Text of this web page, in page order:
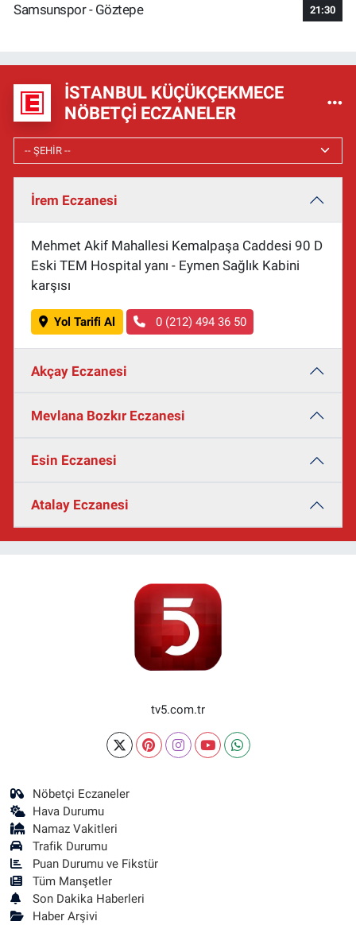
Samsunspor - Göztepe
21:30
İSTANBUL KÜÇÜKÇEKMECE
NÖBETÇI ECZANELER
İrem Eczanesi
Mehmet Akif Mahallesi Kemalpaşa Caddesi 90 D
Eski TEM Hospital yanı - Eymen Sağlık Kabini
karşısı
Yol Tarifi Al 0 (212) 494 36 50
Akçay Eczanesi
Mevlana Bozkır Eczanesi
Esin Eczanesi
Atalay Eczanesi
tv5.com.tr
Nöbetçi Eczaneler
Hava Durumu
Namaz Vakitleri
Trafik Durumu
Puan Durumu ve Fikstür
Tüm Manşetler
Son Dakika Haberleri
Haber Arşivi